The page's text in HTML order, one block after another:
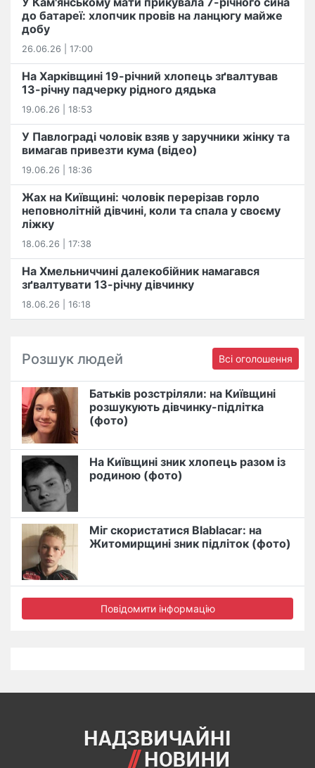
до батареї: хлопчик провів на ланцюгу майже
добу
26.06.26 | 17:00
На Харківщині 19-річний хлопець​ ️зґвалтував
13-річну падчерку рідного дядька
19.06.26 | 18:53
У Павлограді чоловік взяв у заручники жінку та
вимагав привезти кума (відео)
19.06.26 | 18:36
Жах на Київщині: чоловік перерізав горло
неповнолітній дівчині, коли та спала у своєму
ліжку
18.06.26 | 17:38
На Хмельниччині далекобійник намагався
зґвалтувати 13-річну дівчинку
18.06.26 | 16:18
Розшук людей Всі оголошення
Батьків розстріляли: на Київщині
розшукують дівчинку-підлітка
(фото)
На Київщині зник хлопець разом із
родиною (фото)
Міг скористатися Blablacar: на
Житомирщині зник підліток (фото)
Повідомити інформацію